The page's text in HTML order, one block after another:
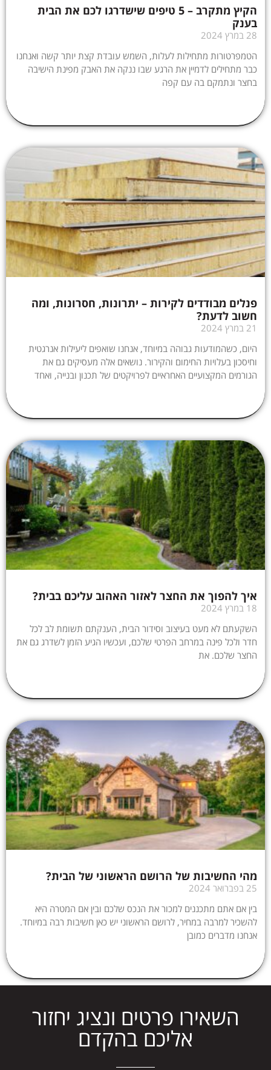
הקיץ מתקרב – 5 טיפים שישדרגו לכם את הבית
בענק
28 במרץ 2024
הטמפרטורות מתחילות לעלות, השמש עובדת קצת יותר קשה ואנחנו
כבר מתחילים לדמיין את הרגע שבו ננקה את האבק מפינת הישיבה
בחצר ונתמקם בה עם קפה
פנלים מבודדים לקירות – יתרונות, חסרונות, ומה
חשוב לדעת?
21 במרץ 2024
היום, כשהמודעות גבוהה במיוחד, אנחנו שואפים ליעילות אנרגטית
וחיסכון בעלויות החימום והקירור. נושאים אלה מעסיקים גם את
הגורמים המקצועיים האחראיים לפרויקטים של תכנון ובנייה, ואחד
איך להפוך את החצר לאזור האהוב עליכם בבית?
18 במרץ 2024
השקעתם לא מעט בעיצוב וסידור הבית, הענקתם תשומת לב לכל
חדר ולכל פינה במרחב הפרטי שלכם, ועכשיו הגיע הזמן לשדרג גם את
החצר שלכם. את
מהי החשיבות של הרושם הראשוני של הבית?
25 בפברואר 2024
בין אם אתם מתכננים למכור את הנכס שלכם ובין אם המטרה היא
להשכיר למרבה במחיר, לרושם הראשוני יש כאן חשיבות רבה במיוחד.
אנחנו מדברים כמובן
השאירו פרטים ונציג יחזור
אליכם בהקדם